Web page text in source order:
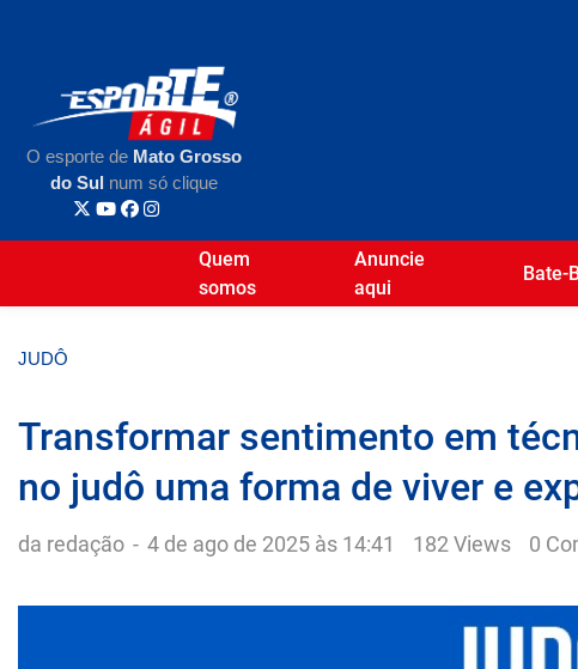
O esporte de Mato Grosso
do Sul num só clique
Quem
somos
Anuncie
aqui
Bate-
JUDÔ
Transformar sentimento em
no judô uma forma de viver e
da redação - 4 de ago de 2025 às 14:41 182 Views 0